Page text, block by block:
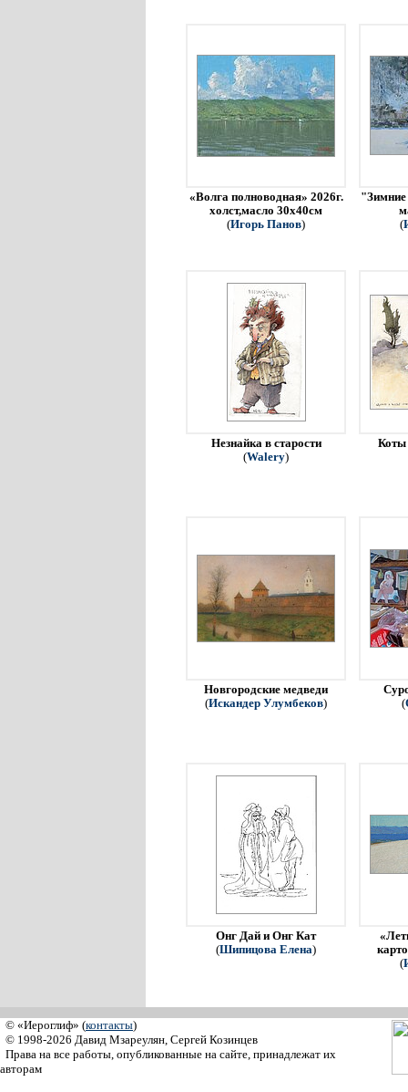
«Волга полноводная» 2026г.
холст,масло 30х40см
(Игорь Панов)
"Зимние
(
Незнайка в старости
(Walery)
Коты
Новгородские медведи
(Искандер Улумбеков)
(
Онг Дай и Онг Кат
(Шипицова Елена)
(
© «Иероглиф» (контакты)
© 1998-2026 Давид Мзареулян, Сергей Козинцев
Права на все работы, опубликованные на сайте, принадлежат их
авторам